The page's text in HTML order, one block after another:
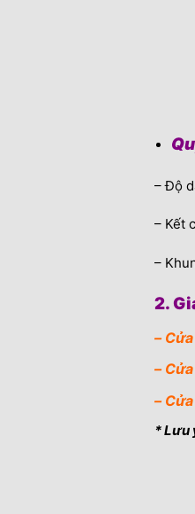
– Độ
– Kết
–
2.
–
–
–
* Lưu